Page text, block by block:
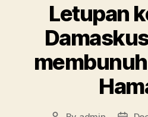
Letupan